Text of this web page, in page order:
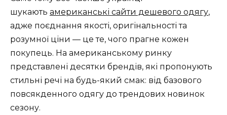
шукають американські сайти дешевого одягу,
адже поєднання якості, оригінальності та
розумної ціни — це те, чого прагне кожен
покупець. На американському ринку
представлені десятки брендів, які пропонують
стильні речі на будь-який смак: від базового
повсякденного одягу до трендових новинок
сезону.